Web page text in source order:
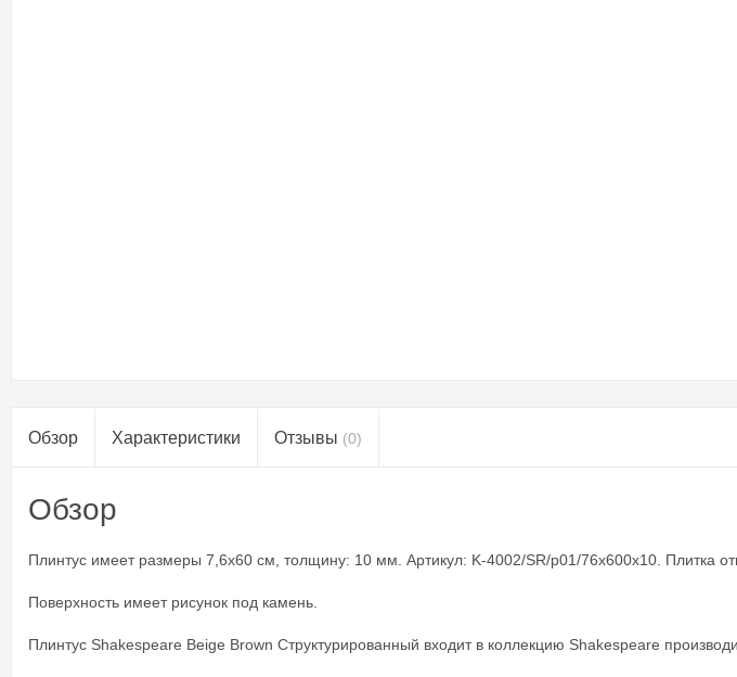
Обзор Характеристики Отзывы (0)
Обзор
Плинтус имеет размеры 7,6x60 см, толщину: 10 мм. Артикул: K-4002/SR/p01/76x600x10. Плитка
Поверхность имеет рисунок под камень.
Плинтус Shakespeare Beige Brown Структурированный входит в коллекцию Shakespeare